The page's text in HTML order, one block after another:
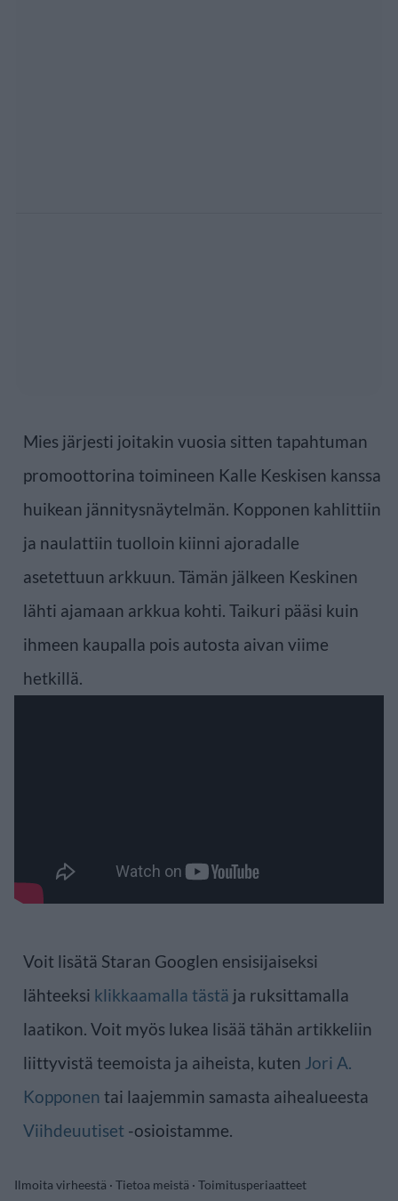
Mies järjesti joitakin vuosia sitten tapahtuman
promoottorina toimineen Kalle Keskisen kanssa
huikean jännitysnäytelmän. Kopponen kahlittiin
ja naulattiin tuolloin kiinni ajoradalle
asetettuun arkkuun. Tämän jälkeen Keskinen
lähti ajamaan arkkua kohti. Taikuri pääsi kuin
ihmeen kaupalla pois autosta aivan viime
hetkillä.
Voit lisätä Staran Googlen ensisijaiseksi
lähteeksi klikkaamalla tästä ja ruksittamalla
laatikon. Voit myös lukea lisää tähän artikkeliin
liittyvistä teemoista ja aiheista, kuten Jori A.
Kopponen tai laajemmin samasta aihealueesta
Viihdeuutiset -osioistamme.
Ilmoita virheestä · Tietoa meistä · Toimitusperiaatteet